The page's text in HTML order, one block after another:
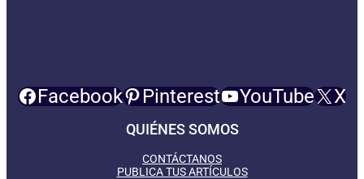
Facebook Pinterest YouTube X
QUIÉNES SOMOS
CONTÁCTANOS
PUBLICA TUS ARTÍCULOS